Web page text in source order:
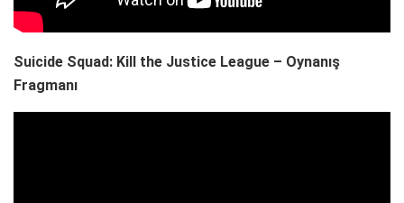
Suicide Squad: Kill the Justice League – Oynanış
Fragmanı